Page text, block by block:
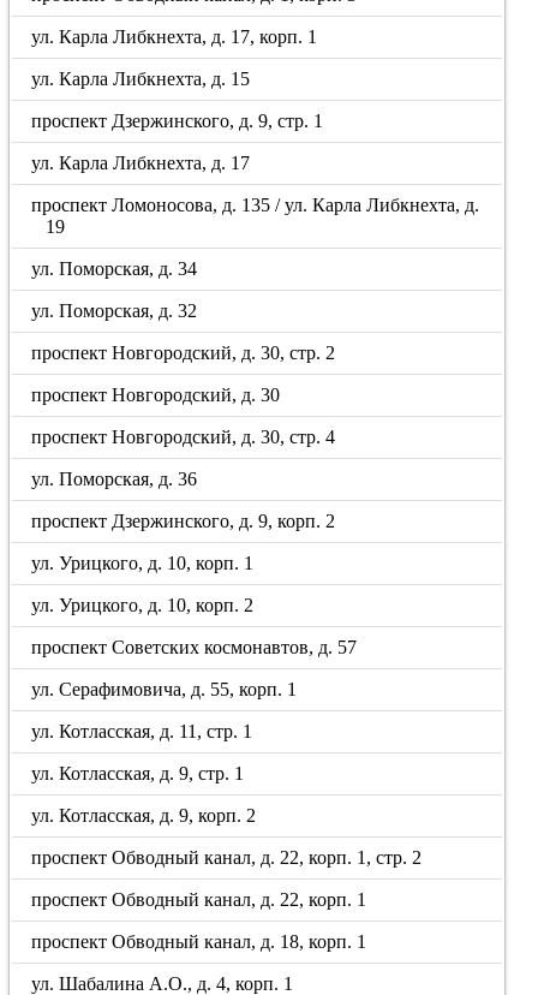
ул. Карла Либкнехта, д. 17, корп. 1
ул. Карла Либкнехта, д. 15
проспект Дзержинского, д. 9, стр. 1
ул. Карла Либкнехта, д. 17
проспект Ломоносова, д. 135 / ул. Карла Либкнехта, д.
19
ул. Поморская, д. 34
ул. Поморская, д. 32
проспект Новгородский, д. 30, стр. 2
проспект Новгородский, д. 30
проспект Новгородский, д. 30, стр. 4
ул. Поморская, д. 36
проспект Дзержинского, д. 9, корп. 2
ул. Урицкого, д. 10, корп. 1
ул. Урицкого, д. 10, корп. 2
проспект Советских космонавтов, д. 57
ул. Серафимовича, д. 55, корп. 1
ул. Котласская, д. 11, стр. 1
ул. Котласская, д. 9, стр. 1
ул. Котласская, д. 9, корп. 2
проспект Обводный канал, д. 22, корп. 1, стр. 2
проспект Обводный канал, д. 22, корп. 1
проспект Обводный канал, д. 18, корп. 1
ул. Шабалина А.О., д. 4, корп. 1